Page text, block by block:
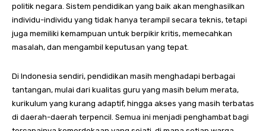
politik negara. Sistem pendidikan yang baik akan menghasilkan
individu-individu yang tidak hanya terampil secara teknis, tetapi
juga memiliki kemampuan untuk berpikir kritis, memecahkan
masalah, dan mengambil keputusan yang tepat.
Di Indonesia sendiri, pendidikan masih menghadapi berbagai
tantangan, mulai dari kualitas guru yang masih belum merata,
kurikulum yang kurang adaptif, hingga akses yang masih terbatas
di daerah-daerah terpencil. Semua ini menjadi penghambat bagi